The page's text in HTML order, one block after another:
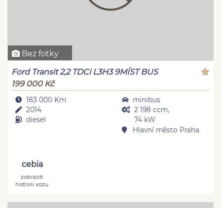
Bez fotky
Ford Transit 2,2 TDCi L3H3 9MÍST BUS
199 000 Kč
183 000 Km
2014
diesel
minibus
2 198 ccm,
74 kW
Hlavní město Praha
cebia
zobrazit
historii vozu